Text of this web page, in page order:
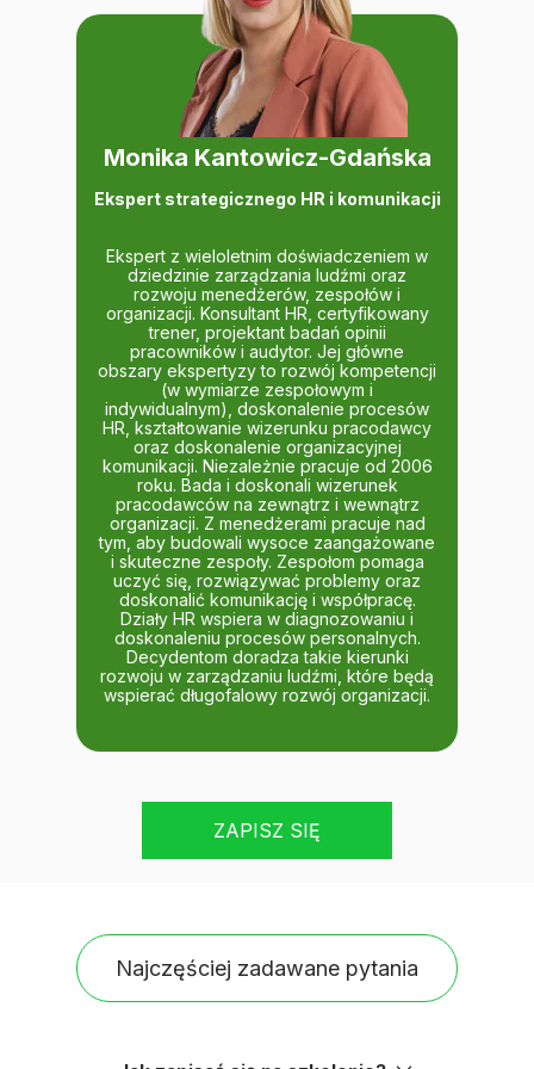
Monika Kantowicz-Gdańska
Ekspert z wieloletnim doświadczeniem w
dziedzinie zarządzania ludźmi oraz
rozwoju menedżerów, zespołów i
organizacji. Konsultant HR, certyfikowany
trener, projektant badań opinii
pracowników i audytor. Jej główne
obszary ekspertyzy to rozwój kompetencji
(w wymiarze zespołowym i
indywidualnym), doskonalenie procesów
HR, kształtowanie wizerunku pracodawcy
oraz doskonalenie organizacyjnej
komunikacji. Niezależnie pracuje od 2006
roku. Bada i doskonali wizerunek
pracodawców na zewnątrz i wewnątrz
organizacji. Z menedżerami pracuje nad
tym, aby budowali wysoce zaangażowane
i skuteczne zespoły. Zespołom pomaga
uczyć się, rozwiązywać problemy oraz
doskonalić komunikację i współpracę.
Działy HR wspiera w diagnozowaniu i
doskonaleniu procesów personalnych.
Decydentom doradza takie kierunki
rozwoju w zarządzaniu ludźmi, które będą
wspierać długofalowy rozwój organizacji.
Ekspert strategicznego HR i komunikacji
ZAPISZ SIĘ
Najczęściej zadawane pytania